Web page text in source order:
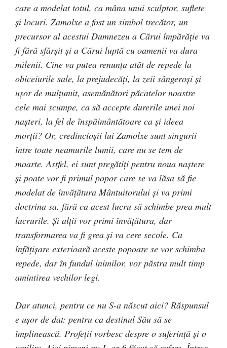
care a modelat totul, ca mâna unui sculptor, suflete
şi locuri. Zamolxe a fost un simbol trecător, un
precursor al acestui Dumnezeu a Cărui împărăţie va
fi fără sfârşit şi a Cărui luptă cu oamenii va dura
milenii. Cine va putea renunţa atât de repede la
obiceiurile sale, la prejudecăţi, la zeii sângeroşi şi
uşor de mulţumit, asemănători păcatelor noastre
cele mai scumpe, ca să accepte durerile unei noi
naşteri, la fel de înspăimântătoare ca şi ideea
morţii? Or, credincioşii lui Zamolxe sunt singurii
între toate neamurile lumii, care nu se tem de
moarte. Astfel, ei sunt pregătiţi pentru noua naştere
şi poate vor fi primul popor care se va lăsa să fie
modelat de învăţătura Mântuitorului şi va primi
doctrina sa, fără ca acest lucru să schimbe prea mult
lucrurile. Şi alţii vor primi învăţătura, dar
transformarea va fi grea şi va cere secole. Ca
înfăţişare exterioară aceste popoare se vor schimba
repede, dar în fundul inimilor, vor păstra mult timp
amintirea vechilor legi.
Dar atunci, pentru ce nu S-a născut aici? Răspunsul
e uşor de dat: pentru ca destinul Său să se
împlinească. Profeţii vorbesc despre o suferinţă şi o